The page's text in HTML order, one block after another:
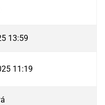
13:59
11:19